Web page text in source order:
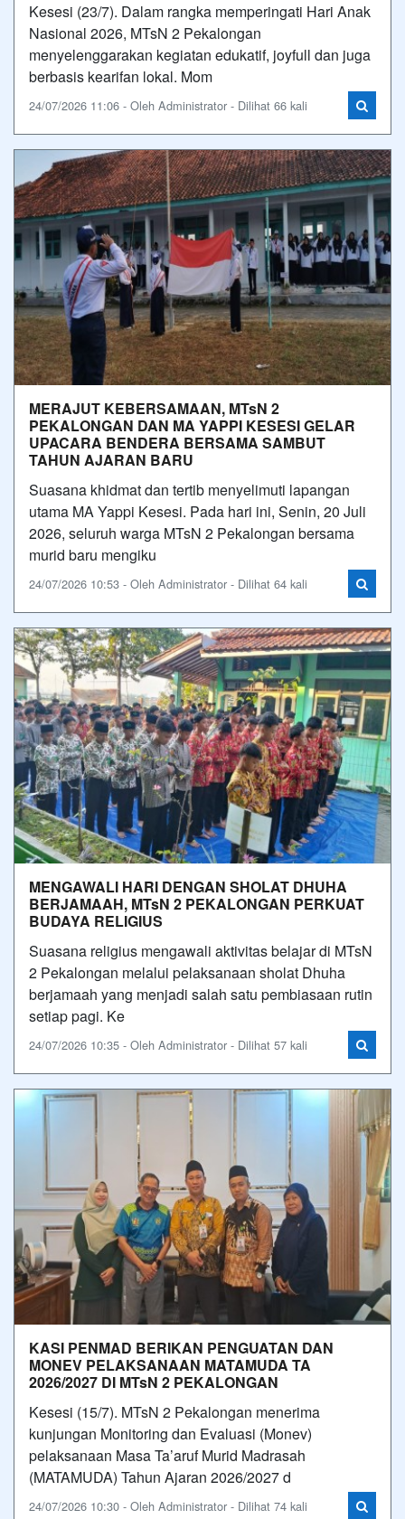
Kesesi (23/7). Dalam rangka memperingati Hari Anak
Nasional 2026, MTsN 2 Pekalongan
menyelenggarakan kegiatan edukatif, joyfull dan juga
berbasis kearifan lokal. Mom
24/07/2026 11:06 - Oleh Administrator - Dilihat 66 kali
MERAJUT KEBERSAMAAN, MTsN 2
PEKALONGAN DAN MA YAPPI KESESI GELAR
UPACARA BENDERA BERSAMA SAMBUT
TAHUN AJARAN BARU
Suasana khidmat dan tertib menyelimuti lapangan
utama MA Yappi Kesesi. Pada hari ini, Senin, 20 Juli
2026, seluruh warga MTsN 2 Pekalongan bersama
murid baru mengiku
24/07/2026 10:53 - Oleh Administrator - Dilihat 64 kali
MENGAWALI HARI DENGAN SHOLAT DHUHA
BERJAMAAH, MTsN 2 PEKALONGAN PERKUAT
BUDAYA RELIGIUS
Suasana religius mengawali aktivitas belajar di MTsN
2 Pekalongan melalui pelaksanaan sholat Dhuha
berjamaah yang menjadi salah satu pembiasaan rutin
setiap pagi. Ke
24/07/2026 10:35 - Oleh Administrator - Dilihat 57 kali
KASI PENMAD BERIKAN PENGUATAN DAN
MONEV PELAKSANAAN MATAMUDA TA
2026/2027 DI MTsN 2 PEKALONGAN
Kesesi (15/7). MTsN 2 Pekalongan menerima
kunjungan Monitoring dan Evaluasi (Monev)
pelaksanaan Masa Ta’aruf Murid Madrasah
(MATAMUDA) Tahun Ajaran 2026/2027 d
24/07/2026 10:30 - Oleh Administrator - Dilihat 74 kali